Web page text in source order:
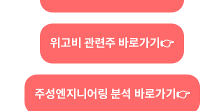
위고비 관련주 바로가기👉
주성엔지니어링 분석 바로가기👉